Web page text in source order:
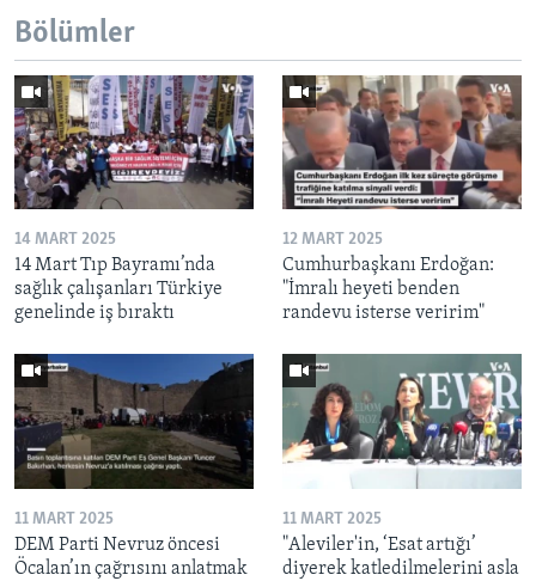
Bölümler
14 MART 2025
14 Mart Tıp Bayramı’nda
sağlık çalışanları Türkiye
genelinde iş bıraktı
12 MART 2025
Cumhurbaşkanı Erdoğan:
"İmralı heyeti benden
randevu isterse veririm"
11 MART 2025
DEM Parti Nevruz öncesi
Öcalan’ın çağrısını anlatmak
11 MART 2025
"Aleviler'in, ‘Esat artığı’
diyerek katledilmelerini asla